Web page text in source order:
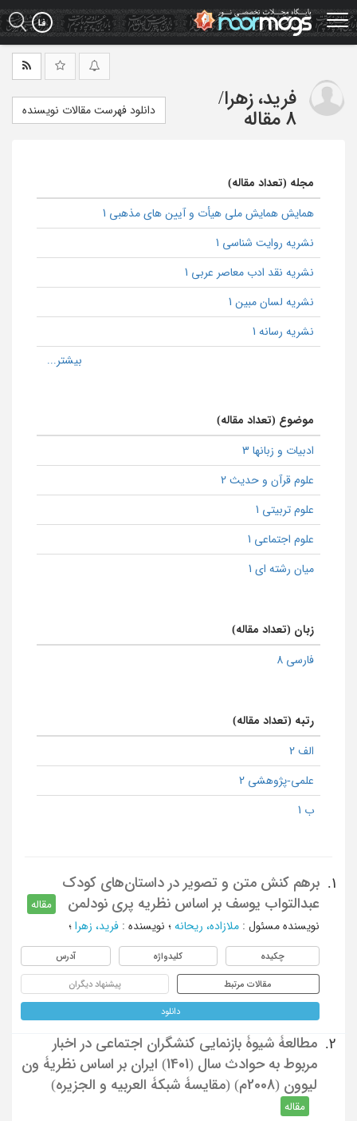
Skip
to
main
فرید، زهرا/
8 مقاله
دانلود فهرست مقالات نویسنده
مجله (تعداد مقاله)
همایش همایش ملی هیأت و آیین های مذهبی 1
نشریه روایت شناسی 1
نشریه نقد ادب معاصر عربی 1
نشریه لسان مبین 1
نشریه رسانه 1
موضوع (تعداد مقاله)
ادبیات و زبانها 3
علوم قرآن و حدیث 2
علوم تربیتی 1
علوم اجتماعی 1
میان رشته ای 1
زبان (تعداد مقاله)
فارسی 8
رتبه (تعداد مقاله)
الف 2
علمی-پژوهشی 2
ب 1
1.
برهم کنش متن و تصویر در داستان‌های کودک
عبدالتواب یوسف بر اساس نظریه پری نودلمن
مقاله
نویسنده مسئول : ملازاده، ریحانه ؛ نویسنده : فرید، زهرا ؛
چکیده کلیدواژه آدرس
مقالات مرتبط پیشنهاد دیگران
دانلود
2.
مطالعۀ شیوۀ بازنمایی کنشگران اجتماعی در اخبار
مربوط به حوادث سال (1401) ایران بر اساس نظریۀ ون
لیوون (2008م) (مقایسۀ شبکۀ العربیه و الجزیره)
مقاله